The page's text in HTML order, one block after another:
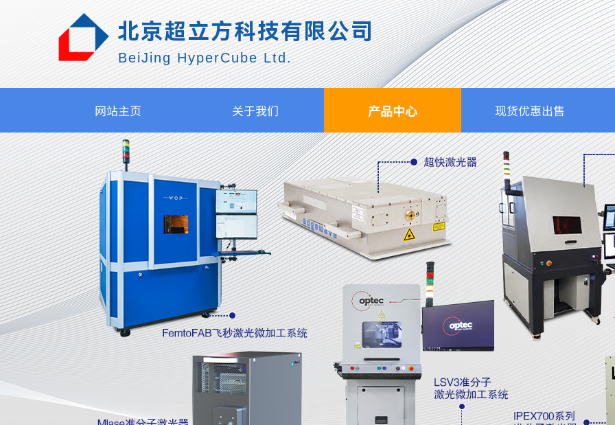
北京超立方科技有限公司
BeiJing HyperCube Ltd.
网站主页 关于我们 产品中心 现货优惠出售